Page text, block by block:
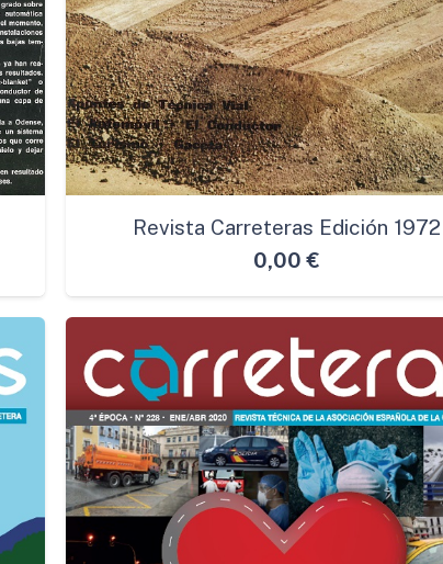
Revista Carreteras Edición 1972
0,00€